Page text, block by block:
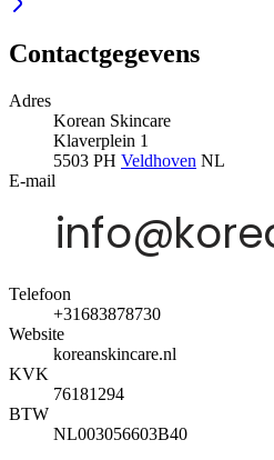
Contactgegevens
Adres
Korean Skincare
Klaverplein 1
5503 PH Veldhoven NL
E-mail
Telefoon
+31683878730
Website
koreanskincare.nl
KVK
76181294
BTW
NL003056603B40